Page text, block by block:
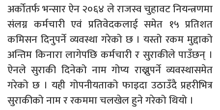
अर्कोतर्फ भन्सार ऐन २०६४ ले राजस्व चुहावट नियन्त्रणमा
संलग्न कर्मचारी एवं प्रतिवेदकलाई समेत १५ प्रतिशत
कमिसन दिनुपर्ने व्यवस्था गरेको छ । यस्तो रकम मुद्दाको
अन्तिम किनारा लागेपछि कर्मचारी र सुराकीले पाउँछन् ।
ऐनले सुराकी दिनेको नाम गोप्य राख्नुपर्ने व्यवस्थासमेत
गरेको छ । यही गोपनीयताको फाइदा उठाउँदै प्रहरीभित्र
सुराकीको नाम र रकममा चलखेल हुने गरेको थियो ।